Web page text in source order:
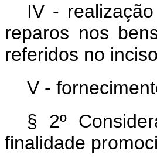
IV -
reparos nos
referidos no
V -
§ 2º
finalidade